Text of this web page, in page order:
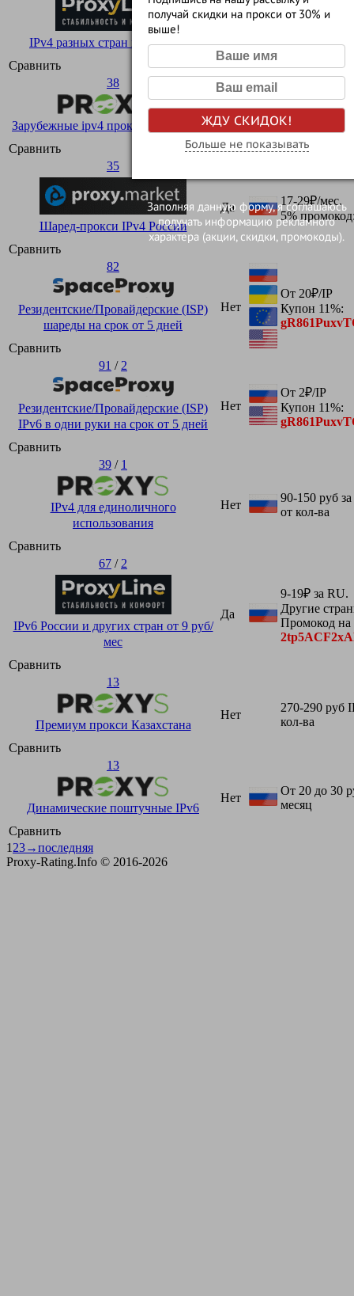
получай скидки на прокси от 30% и
выше!
ЖДУ СКИДОК!
Больше не показывать
Заполняя данную форму, я соглашаюсь
получать информацию рекламного
характера (акции, скидки, промокоды).
IPv4 разных стран в одни руки
Сравнить
Да
Другие
38
Зарубежные ipv4 прокси в одни руки
Сравнить
Нет
От 100 до
ти от кол-ва
35
Шаред-прокси IPv4 России
Сравнить
Да
17-29₽/мес.
5%
82
Резидентские/Провайдерские (ISP)
шареды на срок от 5 дней
Сравнить
Нет
От 20₽/IP
Купон 11%:
91 / 2
Резидентские/Провайдерские (ISP)
IPv6 в одни руки на срок от 5 дней
Сравнить
Нет
От 2₽/IP
Купон 11%:
39 / 1
IPv4 для единоличного
использования
Сравнить
Нет
90-150 руб
от кол-ва
67 / 2
IPv6 России и других стран от 9 руб/
мес
Сравнить
Да
9-19₽ за RU.
Другие
Промокод на
13
Премиум прокси Казахстана
Сравнить
Нет
270-290 руб
кол-ва
13
Динамические поштучные IPv6
Сравнить
Нет
От 20 до 30
месяц
1 23→последняя
Proxy-Rating.Info © 2016-2026